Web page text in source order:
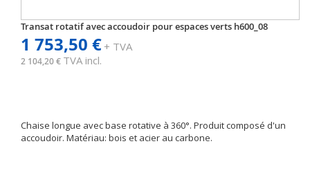
Transat rotatif avec accoudoir pour espaces verts h600_08
1 753,50 €+ TVA
2 104,20 € TVA incl.
Chaise longue avec base rotative à 360°. Produit composé d'un
accoudoir. Matériau: bois et acier au carbone.